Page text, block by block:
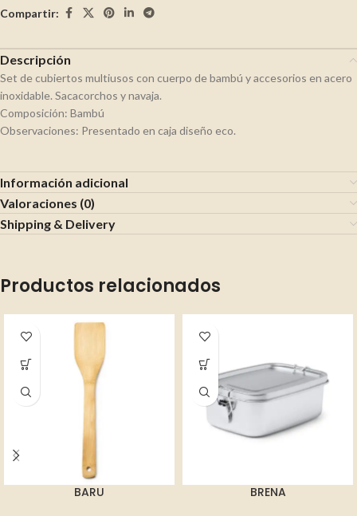
Compartir:
Descripción
Set de cubiertos multiusos con cuerpo de bambú y accesorios en acero
inoxidable. Sacacorchos y navaja.
Composición: Bambú
Observaciones: Presentado en caja diseño eco.
Información adicional
Valoraciones (0)
Shipping & Delivery
Productos relacionados
BARU BRENA